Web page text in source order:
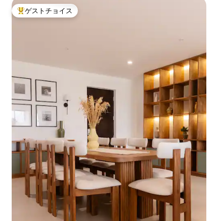
大好評のゲストチョイスです。
ゲストチョイス